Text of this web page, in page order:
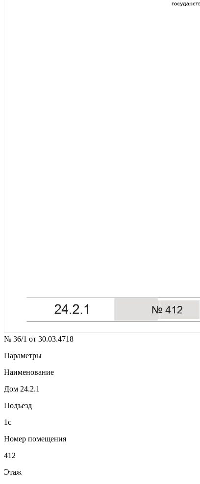
№ 36/1 от 30.03.4718
Параметры
Наименование
Дом 24.2.1
Подъезд
1с
Номер помещения
412
Этаж